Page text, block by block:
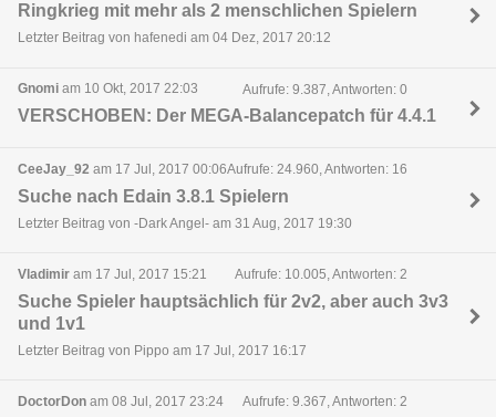
Ringkrieg mit mehr als 2 menschlichen Spielern
Letzter Beitrag von hafenedi am 04 Dez, 2017 20:12
Gnomi am 10 Okt, 2017 22:03 Aufrufe: 9.387, Antworten: 0
VERSCHOBEN: Der MEGA-Balancepatch für 4.4.1
CeeJay_92 am 17 Jul, 2017 00:06Aufrufe: 24.960, Antworten: 16
Suche nach Edain 3.8.1 Spielern
Letzter Beitrag von -Dark Angel- am 31 Aug, 2017 19:30
Vladimir am 17 Jul, 2017 15:21 Aufrufe: 10.005, Antworten: 2
Suche Spieler hauptsächlich für 2v2, aber auch 3v3
und 1v1
Letzter Beitrag von Pippo am 17 Jul, 2017 16:17
DoctorDon am 08 Jul, 2017 23:24 Aufrufe: 9.367, Antworten: 2